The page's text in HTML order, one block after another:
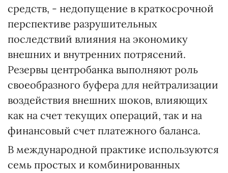
средств, - недопущение в краткосрочной
перспективе разрушительных
последствий влияния на экономику
внешних и внутренних потрясений.
Резервы центробанка выполняют роль
своеобразного буфера для нейтрализации
воздействия внешних шоков, влияющих
как на счет текущих операций, так и на
финансовый счет платежного баланса.
В международной практике используются
семь простых и комбинированных